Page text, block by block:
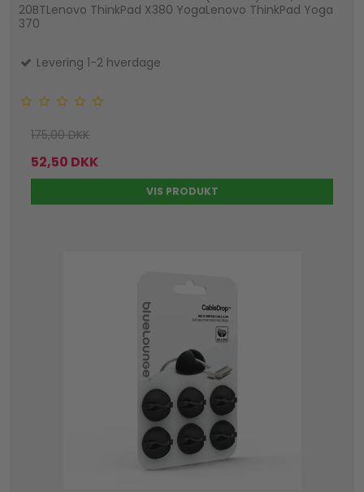
20BTLenovo ThinkPad X380 YogaLenovo ThinkPad Yoga
370
Levering 1-2 hverdage
175,00 DKK
52,50 DKK
VIS PRODUKT